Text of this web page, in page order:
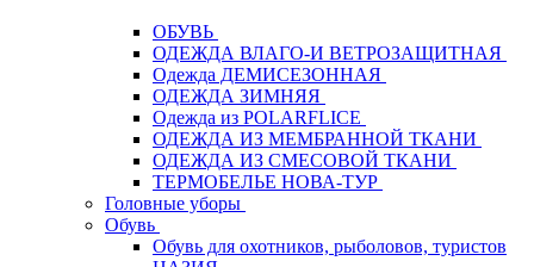
ОБУВЬ
ОДЕЖДА ВЛАГО-И ВЕТРОЗАЩИТНАЯ
Одежда ДЕМИСЕЗОННАЯ
ОДЕЖДА ЗИМНЯЯ
Одежда из POLARFLICE
ОДЕЖДА ИЗ МЕМБРАННОЙ ТКАНИ
ОДЕЖДА ИЗ СМЕСОВОЙ ТКАНИ
ТЕРМОБЕЛЬЕ НОВА-ТУР
Головные уборы
Обувь
Обувь для охотников, рыболовов, туристов